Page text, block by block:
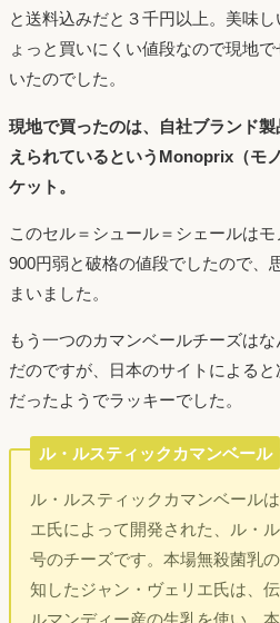
と送料込みだと３千円以上。美味
ょっと買いにくい値段なので現地
いたのでした。
現地で買ったのは、自社ブランド
えられているというMonoprix（モ
ケット。
このセル＝シュール＝シェールは
900円弱と破格の値段でしたので、
まいました。
もう一つのカマンベールチーズは
だのですが、日本のサイトによる
だったようでラッキーでした。
ル・ルスティックカマンベール
ル・ルスティックカマンベール
エ氏によって開発された、ル・
号のチーズです。本場無殺菌乳
知したジャン・ヴェリエ氏は、
ルマンディー産の生乳を使い、